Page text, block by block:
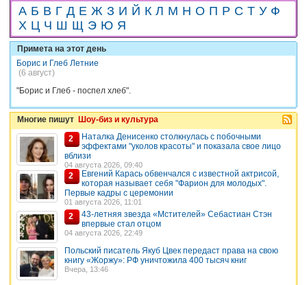
А Б В Г Д Е Ж З И Й К Л М Н О П Р С Т У Ф
Х Ц Ч Ш Щ Э Ю Я
Примета на этот день
Борис и Глеб Летние
(6 август)
"Борис и Глеб - поспел хлеб".
Многие пишут Шоу-биз и культура
2
Наталка Денисенко столкнулась с побочными
эффектами "уколов красоты" и показала свое лицо
вблизи
04 августа 2026, 09:40
2
Евгений Карась обвенчался с известной актрисой,
которая называет себя "Фарион для молодых".
Первые кадры с церемонии
01 августа 2026, 11:01
2
43-летняя звезда «Мстителей» Себастиан Стэн
впервые стал отцом
04 августа 2026, 22:49
Польский писатель Якуб Цвек передаст права на свою
книгу «Жоржу»: РФ уничтожила 400 тысяч книг
Вчера, 13:46